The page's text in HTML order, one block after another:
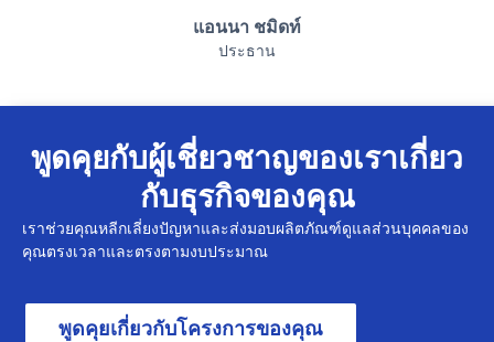
แอนนา ชมิดท์
ประธาน
พูดคุยกับผู้เชี่ยวชาญของเราเกี่ยว
กับธุรกิจของคุณ
เราช่วยคุณหลีกเลี่ยงปัญหาและส่งมอบผลิตภัณฑ์ดูแลส่วนบุคคลของ
คุณตรงเวลาและตรงตามงบประมาณ
พูดคุยเกี่ยวกับโครงการของคุณ